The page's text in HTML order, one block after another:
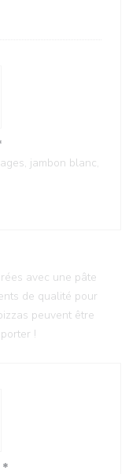
jambon blanc,
avec une pâte
de qualité pour
peuvent être
!